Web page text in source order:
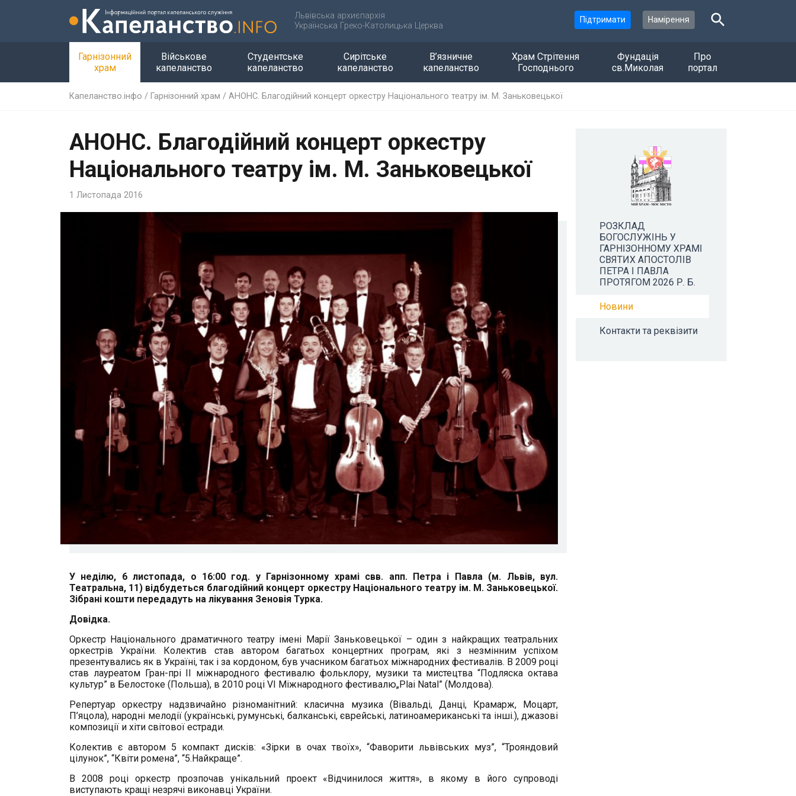
Львівська архиєпархія
Українська Греко-Католицька Церква
Підтримати Намірення
Гарнізонний
храм
Військове
капеланство
Студентське
капеланство
Сирітське
капеланство
В’язничне
капеланство
Храм Стрітення
Господнього
Фундація
св.Миколая
Про
портал
Капеланство.інфо / Гарнізонний храм / АНОНС. Благодійний концерт оркестру Національного театру ім. М. Заньковецької
АНОНС. Благодійний концерт оркестру
Національного театру ім. М. Заньковецької
1 Листопада 2016
У неділю, 6 листопада, о 16:00 год. у Гарнізонному храмі свв. апп. Петра і Павла (м. Львів, вул.
Театральна, 11) відбудеться благодійний концерт оркестру Національного театру ім. М. Заньковецької.
Зібрані кошти передадуть на лікування Зеновія Турка.
Довідка.
Оркестр Національного драматичного театру імені Марії Заньковецької – один з найкращих театральних
оркестрів України. Колектив став автором багатьох концертних програм, які з незмінним успіхом
презентувались як в Україні, так і за кордоном, був учасником багатьох міжнародних фестивалів. В 2009 році
став лауреатом Гран-прі ІІ міжнародного фестивалю фольклору, музики та мистецтва “Подляска октава
культур” в Белостоке (Польша), в 2010 році VI Міжнародного фестивалю„Plai Natal” (Молдова).
Репертуар оркестру надзвичайно різноманітний: класична музика (Вівальді, Данці, Крамарж, Моцарт,
П’яцола), народні мелодії (українські, румунські, балканські, єврейські, латиноамериканські та інші.), джазові
композиції и хіти світової естради.
Колектив є автором 5 компакт дисків: «Зірки в очах твоїх», “Фаворити львівських муз”, “Трояндовий
цілунок”, “Квіти ромена”, “5.Найкраще”.
В 2008 році оркестр прозпочав унікальний проект «Відчинилося життя», в якому в його супроводі
виступають кращі незрячі виконавці України.
РОЗКЛАД
БОГОСЛУЖІНЬ У
ГАРНІЗОННОМУ ХРАМІ
СВЯТИХ АПОСТОЛІВ
ПЕТРА І ПАВЛА
ПРОТЯГОМ 2026 Р. Б.
Новини
Контакти та реквізити